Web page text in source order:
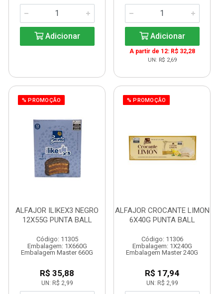
Adicionar Adicionar
A partir de 12: R$ 32,28
UN: R$ 2,69
% PROMOÇÃO
ALFAJOR ILIKEX3 NEGRO
12X55G PUNTA BALL
Código: 11305
Embalagem: 1X660G
Embalagem Master 660G
R$ 35,88
UN: R$ 2,99
% PROMOÇÃO
ALFAJOR CROCANTE LIMON
6X40G PUNTA BALL
Código: 11306
Embalagem: 1X240G
Embalagem Master 240G
R$ 17,94
UN: R$ 2,99